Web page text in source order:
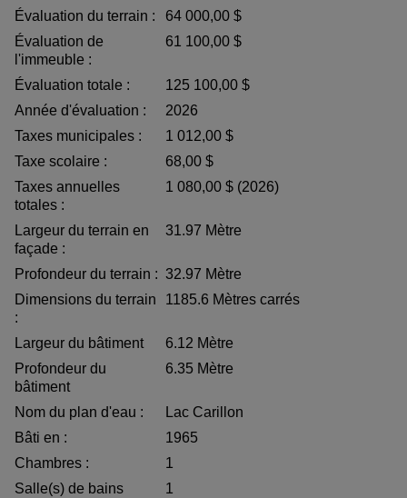
Évaluation du terrain :
64 000,00 $
Évaluation de
l'immeuble :
61 100,00 $
Évaluation totale :
125 100,00 $
Année d'évaluation :
2026
Taxes municipales :
1 012,00 $
Taxe scolaire :
68,00 $
Taxes annuelles
totales :
1 080,00 $ (2026)
Largeur du terrain en
façade :
31.97 Mètre
Profondeur du terrain : 32.97 Mètre
Dimensions du terrain
:
1185.6 Mètres carrés
Largeur du bâtiment
6.12 Mètre
Profondeur du
bâtiment
6.35 Mètre
Nom du plan d'eau :
Lac Carillon
Bâti en :
1965
Chambres :
1
Salle(s) de bains
1